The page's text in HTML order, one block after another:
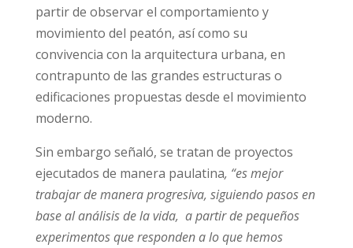
partir de observar el comportamiento y
movimiento del peatón, así como su
convivencia con la arquitectura urbana, en
contrapunto de las grandes estructuras o
edificaciones propuestas desde el movimiento
moderno.
Sin embargo señaló, se tratan de proyectos
ejecutados de manera paulatina, “es mejor
trabajar de manera progresiva, siguiendo pasos en
base al análisis de la vida, a partir de pequeños
experimentos que responden a lo que hemos